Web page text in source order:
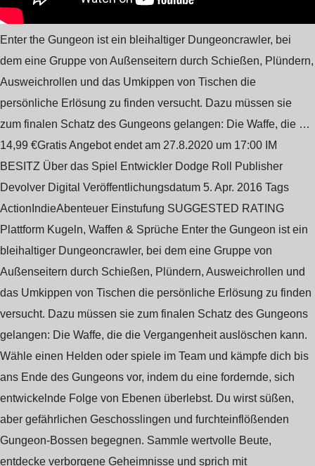
Enter the Gungeon ist ein bleihaltiger Dungeoncrawler, bei
dem eine Gruppe von Außenseitern durch Schießen, Plündern,
Ausweichrollen und das Umkippen von Tischen die
persönliche Erlösung zu finden versucht. Dazu müssen sie
zum finalen Schatz des Gungeons gelangen: Die Waffe, die …
14,99 €Gratis Angebot endet am 27.8.2020 um 17:00 IM
BESITZ Über das Spiel Entwickler Dodge Roll Publisher
Devolver Digital Veröffentlichungsdatum 5. Apr. 2016 Tags
ActionIndieAbenteuer Einstufung SUGGESTED RATING
Plattform Kugeln, Waffen & Sprüche Enter the Gungeon ist ein
bleihaltiger Dungeoncrawler, bei dem eine Gruppe von
Außenseitern durch Schießen, Plündern, Ausweichrollen und
das Umkippen von Tischen die persönliche Erlösung zu finden
versucht. Dazu müssen sie zum finalen Schatz des Gungeons
gelangen: Die Waffe, die die Vergangenheit auslöschen kann.
Wähle einen Helden oder spiele im Team und kämpfe dich bis
ans Ende des Gungeons vor, indem du eine fordernde, sich
entwickelnde Folge von Ebenen überlebst. Du wirst süßen,
aber gefährlichen Geschosslingen und furchteinflößenden
Gungeon-Bossen begegnen. Sammle wertvolle Beute,
entdecke verborgene Geheimnisse und sprich mit